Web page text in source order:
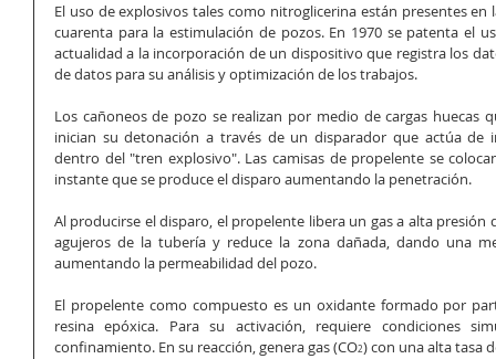
El uso de explosivos tales como nitroglicerina están presentes
cuarenta para la estimulación de pozos. En 1970 se patenta el
actualidad a la incorporación de un dispositivo que registra los
de datos para su análisis y optimización de los trabajos.
Los cañoneos de pozo se realizan por medio de cargas huecas
inician su detonación a través de un disparador que actúa de
dentro del "tren explosivo". Las camisas de propelente se
instante que se produce el disparo aumentando la penetración.
Al producirse el disparo, el propelente libera un gas a alta
agujeros de la tubería y reduce la zona dañada, dando una
aumentando la permeabilidad del pozo.
El propelente como compuesto es un oxidante formado por
resina epóxica. Para su activación, requiere condiciones
confinamiento. En su reacción, genera gas (CO2) con una alta tasa